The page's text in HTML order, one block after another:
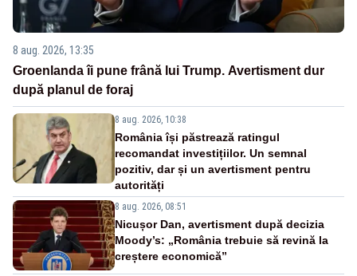
8 aug. 2026, 13:35
Groenlanda îi pune frână lui Trump. Avertisment dur
după planul de foraj
8 aug. 2026, 10:38
România își păstrează ratingul
recomandat investițiilor. Un semnal
pozitiv, dar și un avertisment pentru
autorități
8 aug. 2026, 08:51
Nicușor Dan, avertisment după decizia
Moody’s: „România trebuie să revină la
creștere economică”